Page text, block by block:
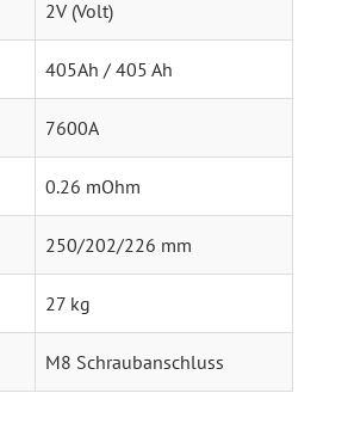
2V (Volt)
405Ah / 405 Ah
7600A
0.26 mOhm
250/202/226 mm
27 kg
M8 Schraubanschluss